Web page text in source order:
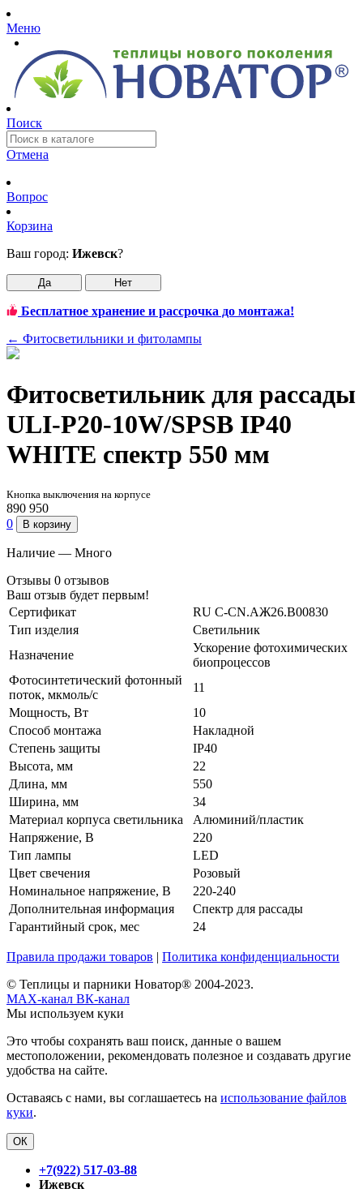
Меню
Поиск
Отмена
Вопрос
Корзина
Ваш город: Ижевск?
Да Нет
Бесплатное хранение и рассрочка до монтажа!
← Фитосветильники и фитолампы
Фитосветильник для рассады
ULI-P20-10W/SPSB IP40
WHITE спектр 550 мм
Кнопка выключения на корпусе
890 950
0
В корзину
Наличие — Много
Отзывы 0 отзывов
Ваш отзыв будет первым!
Сертификат
RU C-CN.АЖ26.B00830
Тип изделия
Светильник
Назначение
Ускорение фотохимических
биопроцессов
Фотосинтетический фотонный
поток, мкмоль/с
11
Мощность, Вт
10
Способ монтажа
Накладной
Степень защиты
IP40
Высота, мм
22
Длина, мм
550
Ширина, мм
34
Материал корпуса светильника
Алюминий/пластик
Напряжение, В
220
Тип лампы
LED
Цвет свечения
Розовый
Номинальное напряжение, В
220-240
Дополнительная информация
Спектр для рассады
Гарантийный срок, мес
24
Правила продажи товаров | Политика конфиденциальности
© Теплицы и парники Новатор® 2004-2023.
MAX-канал ВК-канал
Мы используем куки
Это чтобы сохранять ваш поиск, данные о вашем
местоположении, рекомендовать полезное и создавать другие
удобства на сайте.
Оставаясь с нами, вы соглашаетесь на использование файлов
куки.
ОК
+7(922) 517-03-88
Ижевск